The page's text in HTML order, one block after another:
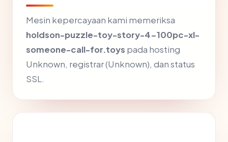
Mesin kepercayaan kami memeriksa
holdson-puzzle-toy-story-4-100pc-xl-
someone-call-for.toys pada hosting
Unknown, registrar (Unknown), dan status
SSL.